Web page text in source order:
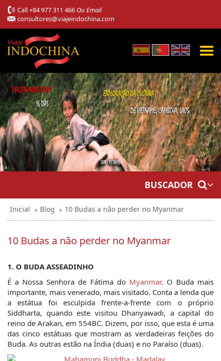
Call+84 977 311 466 Ou Email
consultores@viajeindochina.com
BUSCADOR
Inicial Blog 10 Budas a não perder no Myanmar
10 Budas a não perder no Myanmar
1. O BUDA ASSEADINHO
É a Nossa Senhora de Fátima do Myanmar. O Buda mais
importante, mais venerado, mais visitado. Conta a lenda que
a estátua foi esculpida frente-a-frente com o próprio
Siddharta, quando este visitou Dhanyawadi, a capital do
reino de Arakan, em 554BC. Dizem, por isso, que esta é uma
das cinco estátuas que mostram as verdadeiras feições do
Buda. As outras estão na Índia (duas) e no Paraíso (duas).